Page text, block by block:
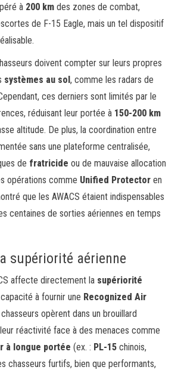
à 200 km des zones de combat,
de F-15 Eagle, mais un tel dispositif
doivent compter sur leurs propres
systèmes au sol, comme les radars de
ces derniers sont limités par le
réduisant leur portée à 150-200 km
altitude. De plus, la coordination entre
sans une plateforme centralisée,
de fratricide ou de mauvaise allocation
opérations comme Unified Protector en
que les AWACS étaient indispensables
centaines de sorties aériennes en temps
supériorité aérienne
affecte directement la supériorité
à fournir une Recognized Air
opèrent dans un brouillard
réactivité face à des menaces comme
à longue portée (ex. : PL-15 chinois,
chasseurs furtifs, bien que performants,